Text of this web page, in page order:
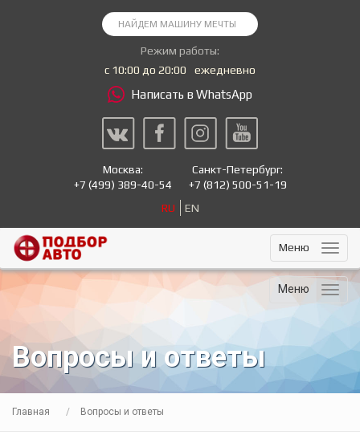
Режим работы:
с 10:00 до 20:00
ежедневно
Написать в WhatsApp
Москва:
+7 (499) 389-40-54
Санкт-Петербург:
+7 (812) 500-51-19
RU
EN
Меню
Меню
Вопросы и ответы
Главная Вопросы и ответы